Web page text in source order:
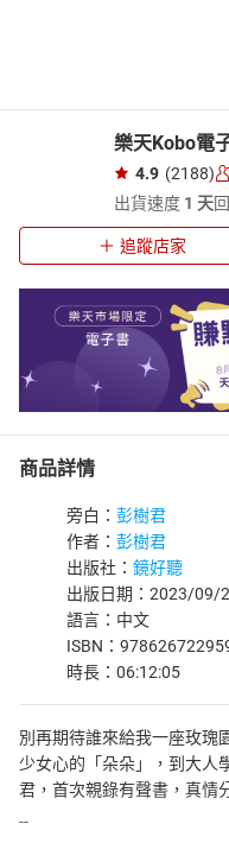
樂天Kobo電
4.9 (2188)
出貨速度 1 天
追蹤店家
商品詳情
旁白： 彭樹君
作者： 彭樹君
出版社： 鏡好聽
出版日期：2023/09/
語言：中文
ISBN：
時長：06:12:05
別再期待誰來給我一座玫瑰
少女心的「朵朵」，到大人
君，首次親錄有聲書，真情
--